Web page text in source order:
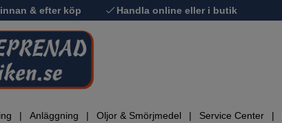
& efter köp Handla online eller i butik
Anläggning Oljor & Smörjmedel Service Center